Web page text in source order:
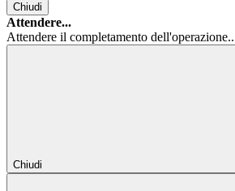
Chiudi
Attendere...
Attendere il completamento
Chiudi